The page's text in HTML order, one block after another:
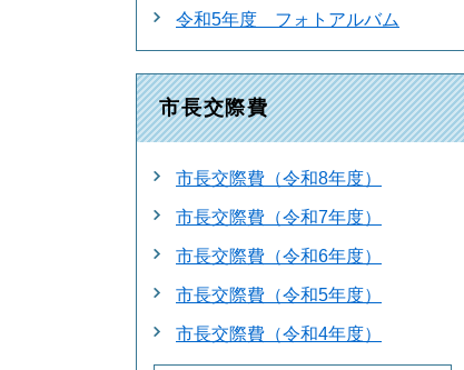
令和5年度 フォトアルバム
市長交際費
市長交際費（令和8年度）
市長交際費（令和7年度）
市長交際費（令和6年度）
市長交際費（令和5年度）
市長交際費（令和4年度）